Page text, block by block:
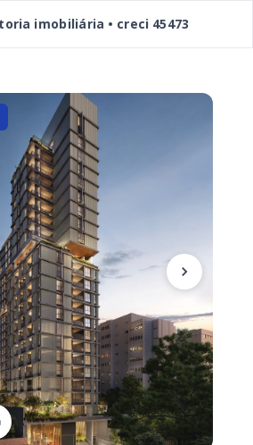
imobiliária • creci 45473